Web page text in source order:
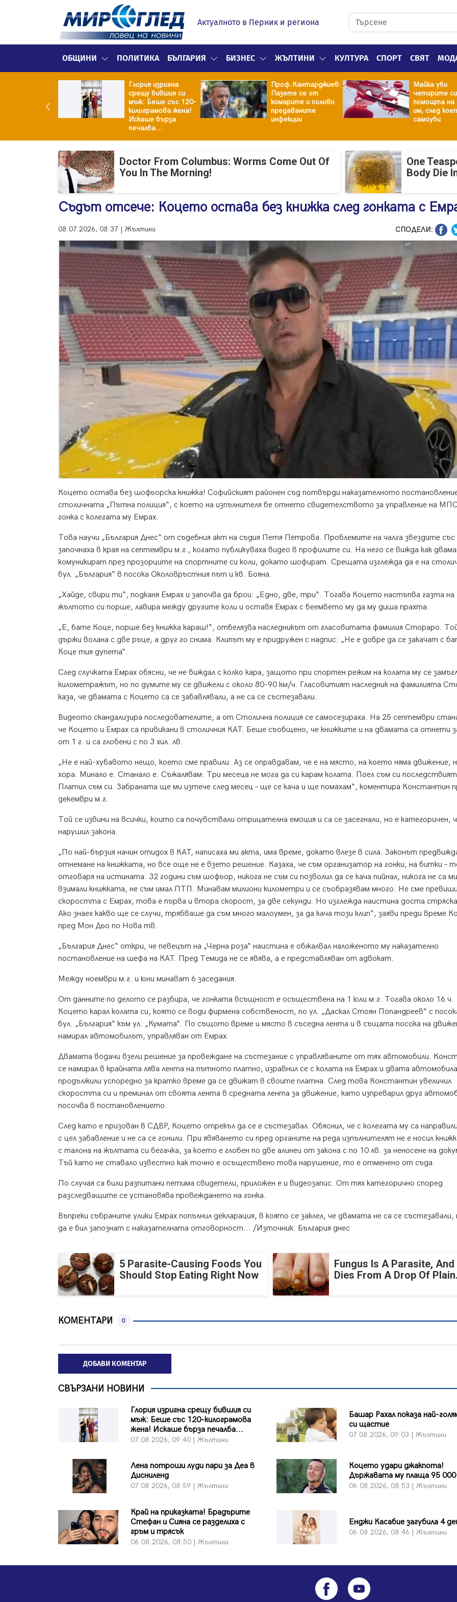
Актуалното в Перник и региона
ОБЩИНИ ПОЛИТИКА БЪЛГАРИЯ БИЗНЕС ЖЪЛТИНИ КУЛТУРА СПОРТ СВЯТ
Глория изригна
срещу бившия си
мъж: Беше със 120-
килограмова жена!
Искаше бърза
печалба...
Проф.Кантарджиев:
Пазете се от
комарите и полово
предаваните
инфекции
Майка уби
четирите
помощта на
им, след
самоуби
Doctor From Columbus: Worms Come Out Of
You In The Morning!
One
Body Die
Съдът отсече: Коцето остава без книжка след гонката с
08.07.2026, 08:37 | Жълтини СПОДЕЛИ:
Коцето остава без шофьорска книжка! Софийският районен съд потвърди наказателното
столичната „Пътна полиция“, с което на изпълнителя бе отнето свидетелството за управление на
гонка с колегата му Емрах.
Това научи „България Днес“ от съдебния акт на съдия Петя Петрова. Проблемите на чалга звездите със
започнаха в края на септември м.г., когато публикуваха видео в профилите си. На него се вижда как
комуникират през прозорците на спортните си коли, докато шофират. Срещата изглежда да е на
бул. „България“ в посока Околовръстния път и кв. Бояна.
„Хайде, свири ти“, подканя Емрах и започва да брои: „Едно, две, три“. Тогава Коцето настъпва газта на
жълтото си порше, лавира между другите коли и оставя Емрах с беемвето му да му диша прахта.
„Е, бате Коце, порше без книжка караш!“, отбелязва наследникът от гласовитата фамилия Стораро.
държи волана с две ръце, а друг го снима. Клипът му е придружен с надпис: „Не е добре да се закачат с
Коце тия дупета“.
След случката Емрах обясни, че не виждал с колко кара, защото при спортен режим на колата му се
километражът, но по думите му се движели с около 80-90 км/ч. Гласовитият наследник на фамилията
каза, че двамата с Коцето са се забавлявали, а не са се състезавали.
Видеото скандализира последователите, а от Столична полиция се самосезираха. На 25 септември
че Коцето и Емрах са привикани в столичния КАТ. Беше съобщено, че книжките и на двамата са отнети
от 1 г. и са глобени с по 3 хил. лв.
„Не е най-хубавото нещо, което сме правили. Аз се оправдавам, че е на място, на което няма движение,
хора. Минало е. Станало е. Съжалявам. Три месеца не мога да си карам колата. Поел съм си
Платил съм си. Забраната ще ми изтече след месец – ще се кача и ще помахам“, коментира Константин
декември м.г.
Той се извини на всички, които са почувствали отрицателна емоция и са се засегнали, но е категоричен,
нарушил закона.
„По най-бързия начин отидох в КАТ, написаха ми акта, има време, докато влезе в сила. Законът
отнемане на книжката, но все още не е взето решение. Казаха, че съм организатор на гонки, на битки –
отговаря на истината. 32 години съм шофьор, никога не съм си позволил да се кача пийнал, никога не са ми
взимали книжката, не съм имал ПТП. Минавам милиони километри и се съобразявам много. Не сме
скоростта с Емрах, това е първа и втора скорост, за две секунди. Но изглежда наистина доста
Ако знаех какво ще се случи, трябваше да съм много малоумен, за да кача този клип“, заяви преди време
пред Мон Дьо по Нова тв.
„България Днес“ откри, че певецът на „Черна роза“ наистина е обжалвал наложеното му наказателно
постановление на шефа на КАТ. Пред Темида не се явява, а е представляван от адвокат.
Между ноември м.г. и юни минават 6 заседания.
От данните по делото се разбира, че гонката всъщност е осъществена на 1 юли м.г. Тогава около 16 ч.
Коцето карал колата си, която се води фирмена собственост, по ул. „Даскал Стоян Попандреев“ с
бул. „България“ към ул. „Кумата“. По същото време и място в съседна лента и в същата посока на
намирал автомобилът, управляван от Емрах.
Двамата водачи взели решение за провеждане на състезание с управляваните от тях автомобили.
се намирал в крайната лява лента на пътното платно, изравнил се с колата на Емрах и двата автомобила
продължили успоредно за кратко време да се движат в своите платна. След това Константин увеличил
скоростта си и преминал от своята лента в средната лента за движение, като изпреварил друг
посочва в постановлението.
След като е призован в СДВР, Коцето отрекъл да се е състезавал. Обяснил, че с колегата му са
с цел забавление и не са се гонили. При явяването си пред органите на реда изпълнителят не е носил
с талона на жълтата си бегачка, за което е глобен по две алинеи от закона с по 10 лв. за неносене на
Тъй като не ставало известно как точно е осъществено това нарушение, то е отменено от съда.
По случая са били разпитани петима свидетели, приложен е и видеозапис. От тях категорично според
разследващите се установява провеждането на гонка.
Въпреки събраните улики Емрах попълнил декларация, в която се заклел, че двамата не са се състезавали,
да е бил запознат с наказателната отговорност... /Източник: България днес
5 Parasite-Causing Foods You
Should Stop Eating Right Now
Fungus Is A Parasite, And
Dies From A Drop Of
КОМЕНТАРИ 0
ДОБАВИ КОМЕНТАР
СВЪРЗАНИ НОВИНИ
Глория изригна срещу бившия си
мъж: Беше със 120-килограмова
жена! Искаше бърза печалба...
07.08.2026, 09:40 | Жълтини
Башар Рахал показа най-
си щастие
07.08.2026, 09:03 | Жълтини
Лена потроши луди пари за Деа в
Дисниленд
07.08.2026, 08:59 | Жълтини
Коцето удари джакпота!
Държавата му плаща 95
06.08.2026, 08:53 | Жълтини
Край на приказката! Брадърите
Стефан и Сияна се разделиха с
гръм и трясък
06.08.2026, 08:50 | Жълтини
Енджи Касабие загубила 4
06.08.2026, 08:46 | Жълтини